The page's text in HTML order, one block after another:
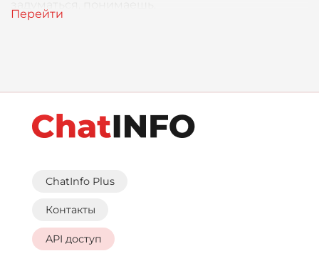
ChatInfo Plus
Контакты
API доступ